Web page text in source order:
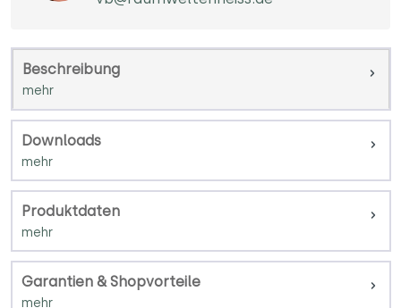
Beschreibung
Downloads
Produktdaten
Garantien & Shopvorteile